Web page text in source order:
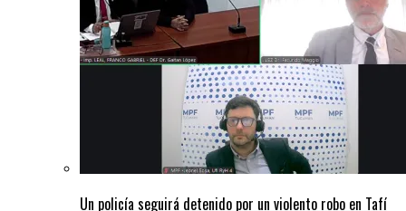
Un policía seguirá detenido por un violento robo en Tafí